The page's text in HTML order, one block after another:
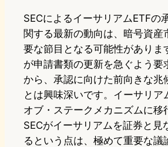
SECによるイーサリアムETFの
関する最新の動向は、暗号資産
要な節目となる可能性がありま
が申請書類の更新を急ぐよう要
から、承認に向けた前向きな兆
とは興味深いです。イーサリア
オブ・ステークメカニズムに移
SECがイーサリアムを証券と見
るという点は、極めて重要な議